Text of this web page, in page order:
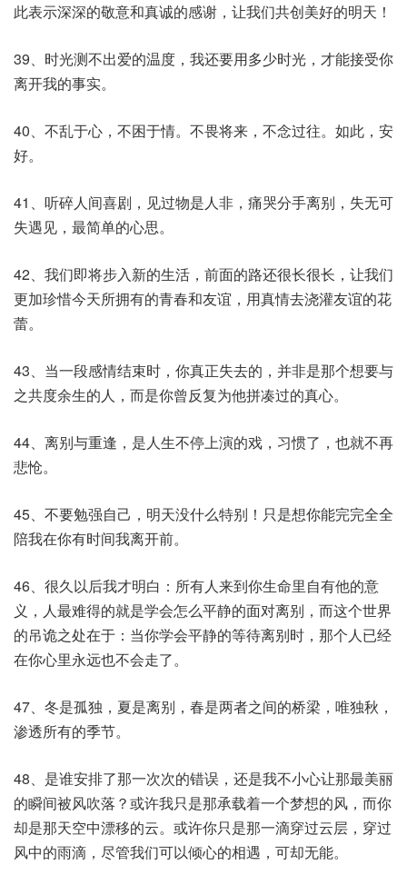
此表示深深的敬意和真诚的感谢，让我们共创美好的明天！
39、时光测不出爱的温度，我还要用多少时光，才能接受你
离开我的事实。
40、不乱于心，不困于情。不畏将来，不念过往。如此，安
好。
41、听碎人间喜剧，见过物是人非，痛哭分手离别，失无可
失遇见，最简单的心思。
42、我们即将步入新的生活，前面的路还很长很长，让我们
更加珍惜今天所拥有的青春和友谊，用真情去浇灌友谊的花
蕾。
43、当一段感情结束时，你真正失去的，并非是那个想要与
之共度余生的人，而是你曾反复为他拼凑过的真心。
44、离别与重逢，是人生不停上演的戏，习惯了，也就不再
悲怆。
45、不要勉强自己，明天没什么特别！只是想你能完完全全
陪我在你有时间我离开前。
46、很久以后我才明白：所有人来到你生命里自有他的意
义，人最难得的就是学会怎么平静的面对离别，而这个世界
的吊诡之处在于：当你学会平静的等待离别时，那个人已经
在你心里永远也不会走了。
47、冬是孤独，夏是离别，春是两者之间的桥梁，唯独秋，
渗透所有的季节。
48、是谁安排了那一次次的错误，还是我不小心让那最美丽
的瞬间被风吹落？或许我只是那承载着一个梦想的风，而你
却是那天空中漂移的云。或许你只是那一滴穿过云层，穿过
风中的雨滴，尽管我们可以倾心的相遇，可却无能。